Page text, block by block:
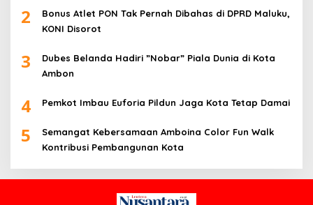
2
Bonus Atlet PON Tak Pernah Dibahas di DPRD Maluku,
KONI Disorot
3
Dubes Belanda Hadiri ”Nobar” Piala Dunia di Kota
Ambon
4 Pemkot Imbau Euforia Pildun Jaga Kota Tetap Damai
5
Semangat Kebersamaan Amboina Color Fun Walk
Kontribusi Pembangunan Kota